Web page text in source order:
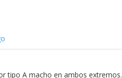
tipo A macho en ambos extremos.